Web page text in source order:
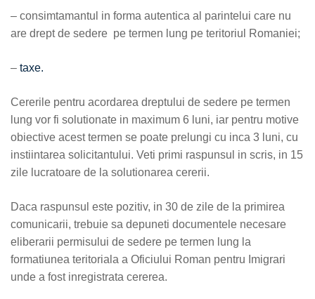
– consimtamantul in forma autentica al parintelui care nu
are drept de sedere pe termen lung pe teritoriul Romaniei;
– taxe.
Cererile pentru acordarea dreptului de sedere pe termen
lung vor fi solutionate in maximum 6 luni, iar pentru motive
obiective acest termen se poate prelungi cu inca 3 luni, cu
instiintarea solicitantului. Veti primi raspunsul in scris, in 15
zile lucratoare de la solutionarea cererii.
Daca raspunsul este pozitiv, in 30 de zile de la primirea
comunicarii, trebuie sa depuneti documentele necesare
eliberarii permisului de sedere pe termen lung la
formatiunea teritoriala a Oficiului Roman pentru Imigrari
unde a fost inregistrata cererea.